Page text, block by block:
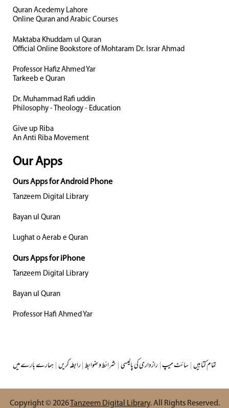
Quran Acedemy Lahore
Online Quran and Arabic Courses
Maktaba Khuddam ul Quran
Official Online Bookstore of Mohtaram Dr. Israr Ahmad
Professor Hafiz Ahmed Yar
Tarkeeb e Quran
Dr. Muhammad Rafi uddin
Philosophy - Theology - Education
Give up Riba
An Anti Riba Movement
Our Apps
Ours Apps for Android Phone
Tanzeem Digital Library
Bayan ul Quran
Lughat o Aerab e Quran
Ours Apps for iPhone
Tanzeem Digital Library
Bayan ul Quran
Professor Hafi Ahmed Yar
ہمارے بارے میں|رابطہ کریں|شرائط و ضوابط|رازداری کی پالیسی|سائٹ میپ|تمام کتابیں
Copyright © 2026Tanzeem Digital Library. All Rights Reserved.